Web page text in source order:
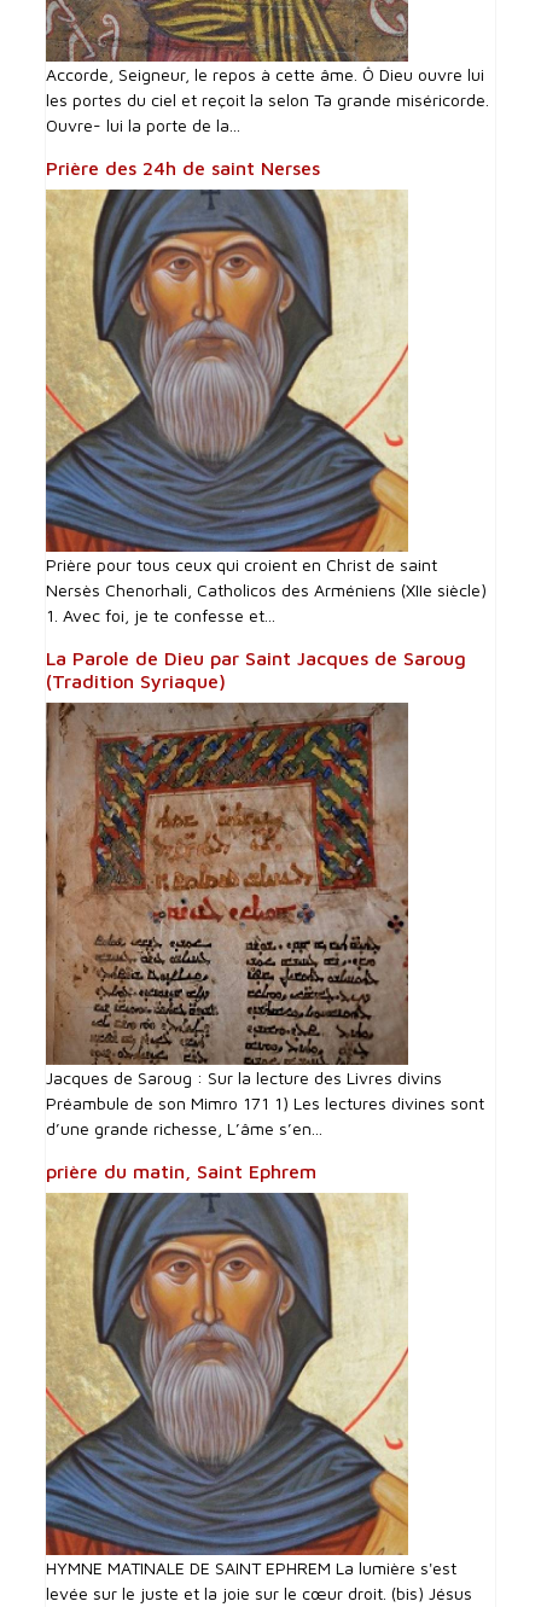
Accorde, Seigneur, le repos à cette âme. Ô Dieu ouvre lui
les portes du ciel et reçoit la selon Ta grande miséricorde.
Ouvre- lui la porte de la...
Prière des 24h de saint Nerses
Prière pour tous ceux qui croient en Christ de saint
Nersès Chenorhali, Catholicos des Arméniens (XIIe siècle)
1. Avec foi, je te confesse et...
La Parole de Dieu par Saint Jacques de Saroug
(Tradition Syriaque)
Jacques de Saroug : Sur la lecture des Livres divins
Préambule de son Mimro 171 1) Les lectures divines sont
d’une grande richesse, L’âme s’en...
prière du matin, Saint Ephrem
HYMNE MATINALE DE SAINT EPHREM La lumière s'est
levée sur le juste et la joie sur le cœur droit. (bis) Jésus